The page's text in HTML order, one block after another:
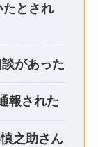
とされ
があった
報された
之助さん